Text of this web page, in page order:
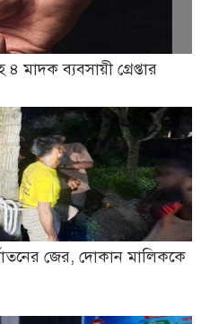
মাদক ব্যবসায়ী গ্রেপ্তার
জের, দোকান মালিককে